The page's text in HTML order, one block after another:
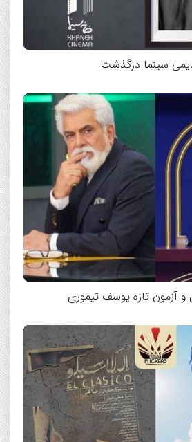
سینما درگذشت
آزمون تازه یوسف تیموری